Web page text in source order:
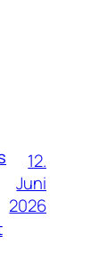
12.
Juni
2026